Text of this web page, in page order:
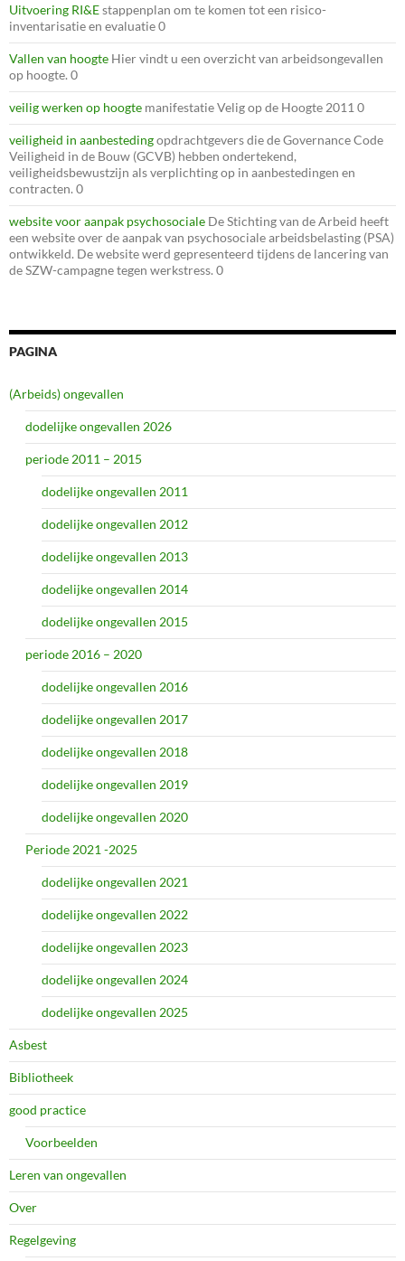
Uitvoering RI&Estappenplan om te komen tot een risico-
inventarisatie en evaluatie 0
Vallen van hoogte Hier vindt u een overzicht van arbeidsongevallen
op hoogte. 0
veilig werken op hoogte manifestatie Velig op de Hoogte 2011 0
veiligheid in aanbestedingopdrachtgevers die de Governance Code
Veiligheid in de Bouw (GCVB) hebben ondertekend,
veiligheidsbewustzijn als verplichting op in aanbestedingen en
contracten. 0
website voor aanpak psychosociale De Stichting van de Arbeid heeft
een website over de aanpak van psychosociale arbeidsbelasting (PSA)
ontwikkeld. De website werd gepresenteerd tijdens de lancering van
de SZW-campagne tegen werkstress. 0
PAGINA
(Arbeids) ongevallen
dodelijke ongevallen 2026
periode 2011 – 2015
dodelijke ongevallen 2011
dodelijke ongevallen 2012
dodelijke ongevallen 2013
dodelijke ongevallen 2014
dodelijke ongevallen 2015
periode 2016 – 2020
dodelijke ongevallen 2016
dodelijke ongevallen 2017
dodelijke ongevallen 2018
dodelijke ongevallen 2019
dodelijke ongevallen 2020
Periode 2021 -2025
dodelijke ongevallen 2021
dodelijke ongevallen 2022
dodelijke ongevallen 2023
dodelijke ongevallen 2024
dodelijke ongevallen 2025
Asbest
Bibliotheek
good practice
Voorbeelden
Leren van ongevallen
Over
Regelgeving